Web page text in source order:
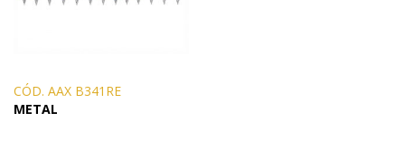
CÓD. AAX B341RE
METAL